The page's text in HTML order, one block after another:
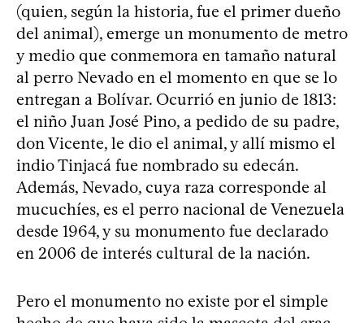
(quien, según la historia, fue el primer dueño
del animal), emerge un monumento de metro
y medio que conmemora en tamaño natural
al perro Nevado en el momento en que se lo
entregan a Bolívar. Ocurrió en junio de 1813:
el niño Juan José Pino, a pedido de su padre,
don Vicente, le dio el animal, y allí mismo el
indio Tinjacá fue nombrado su edecán.
Además, Nevado, cuya raza corresponde al
mucuchíes, es el perro nacional de Venezuela
desde 1964, y su monumento fue declarado
en 2006 de interés cultural de la nación.
Pero el monumento no existe por el simple